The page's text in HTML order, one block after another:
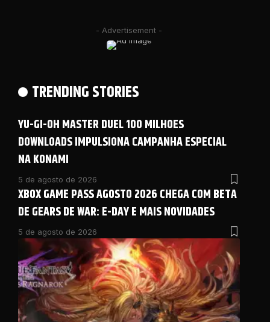
- Advertisement -
TRENDING STORIES
YU-GI-OH MASTER DUEL 100 MILHOES
DOWNLOADS IMPULSIONA CAMPANHA ESPECIAL
NA KONAMI
5 de agosto de 2026
XBOX GAME PASS AGOSTO 2026 CHEGA COM BETA
DE GEARS DE WAR: E-DAY E MAIS NOVIDADES
5 de agosto de 2026